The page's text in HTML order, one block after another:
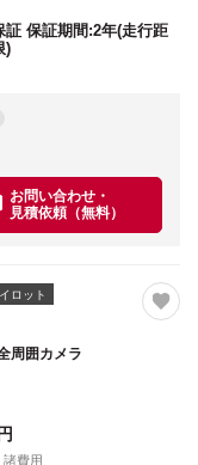
証 保証期間:2年(走行距
)
お問い合わせ・
見積依頼（無料）
ロット
周囲カメラ
諸費用